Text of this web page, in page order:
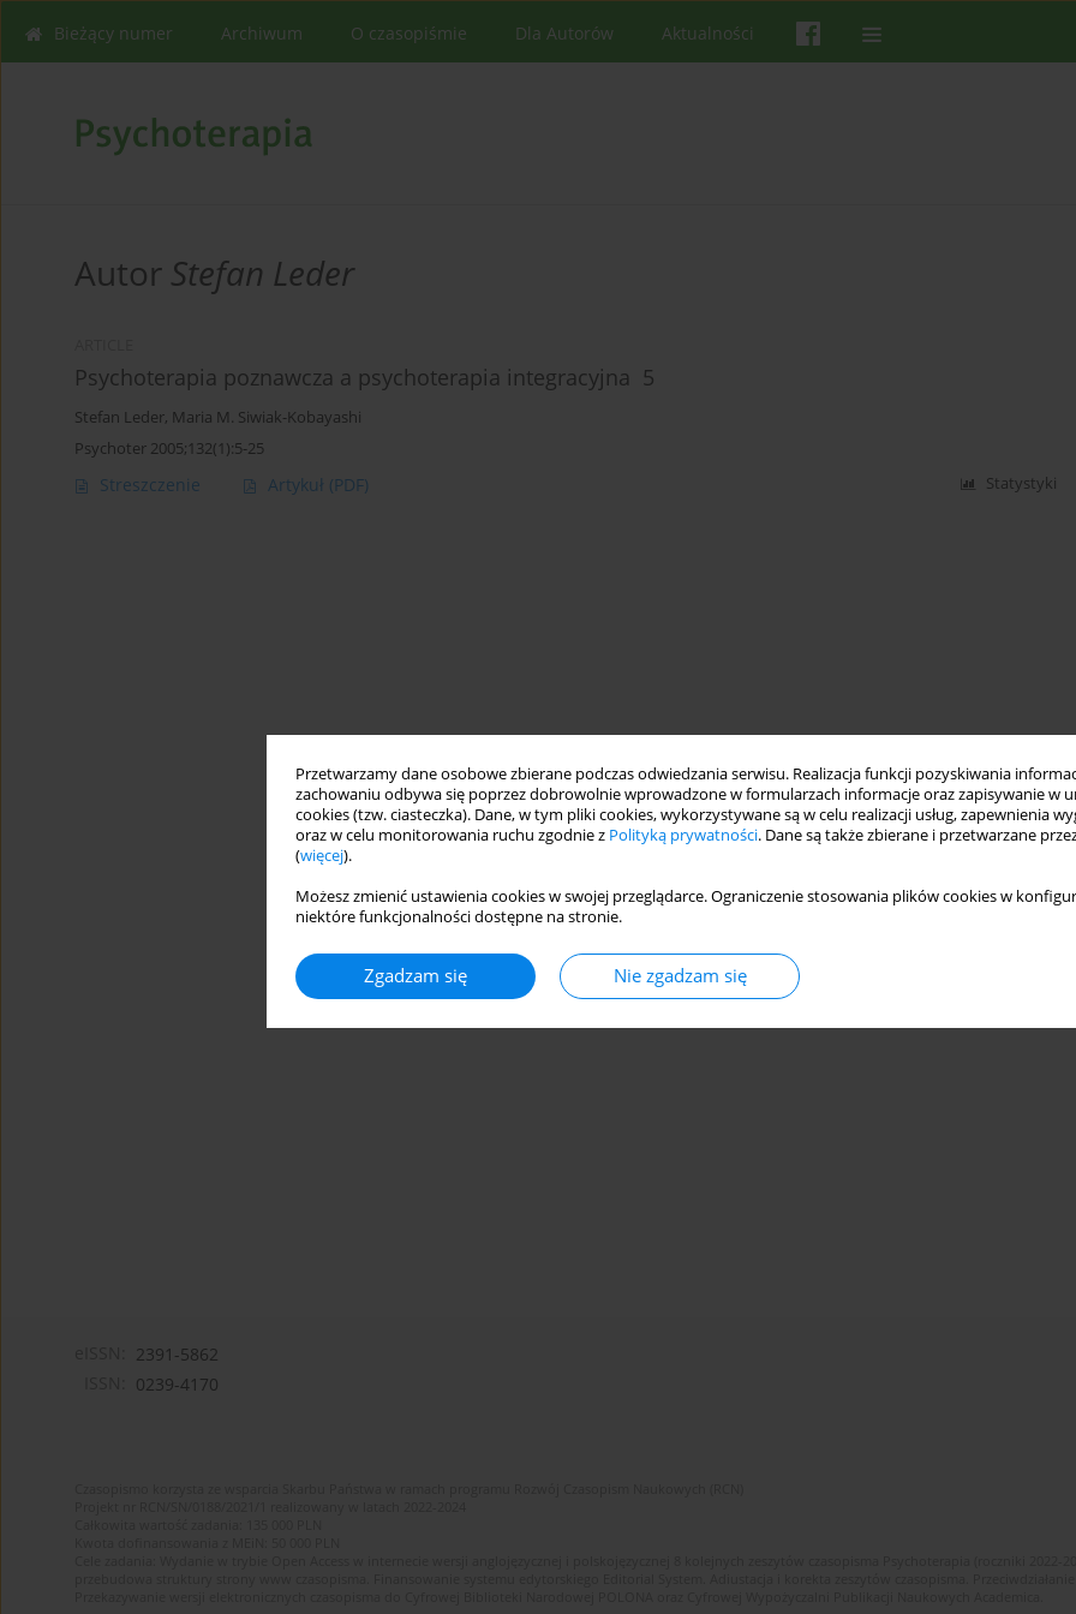
Przetwarzamy dane osobowe zbierane podczas odwiedzania serwisu. Realizacja funkcji pozyskiwania
zachowaniu odbywa się poprzez dobrowolnie wprowadzone w formularzach informacje oraz zapisywanie w
cookies (tzw. ciasteczka). Dane, w tym pliki cookies, wykorzystywane są w celu realizacji usług, zapewnienia
oraz w celu monitorowania ruchu zgodnie z Polityką prywatności. Dane są także zbierane i przetwarzane
(więcej).
Możesz zmienić ustawienia cookies w swojej przeglądarce. Ograniczenie stosowania plików cookies w
niektóre funkcjonalności dostępne na stronie.
Zgadzam się Nie zgadzam się
Bieżący numer Archiwum O czasopiśmie Dla Autorów Aktualności
Autor Stefan Leder
Psychoterapia poznawcza a psychoterapia integracyjna 5
Stefan Leder, Maria M. Siwiak-Kobayashi
Psychoter 2005;132(1):5-25
Streszczenie Artykuł (PDF) Statystyki
2391-5862
0239-4170